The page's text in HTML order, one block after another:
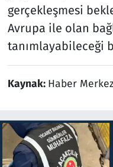
gerçekleşmesi
Avrupa ile olan
tanımlayabileceği
Kaynak: Haber